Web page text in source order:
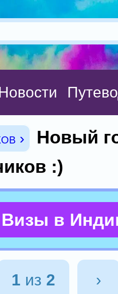
›
Новый
:)
Визы в
1 из 2 ›